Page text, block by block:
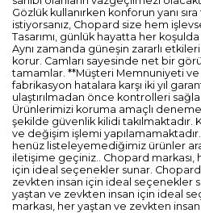
Gözlük kullanırken konforun yanı
istiyorsanız, Chopard size hem
Tasarımı, günlük hayatta her
Aynı zamanda güneşin zararlı
korur. Camları sayesinde net bir
tamamlar. **Müşteri Memnuniyeti
fabrikasyon hatalara karşı iki yıl
ulaştırılmadan önce kontrolleri
Ürünlerimizi koruma amaçlı
şekilde güvenlik kilidi takılmaktadır.
ve değişim işlemi
henüz listeleyemediğimiz ürünler
iletişime geçiniz.. Chopard markası,
için ideal seçenekler sunar. Chopard
zevkten insan için ideal seçenekler
yaştan ve zevkten insan için ideal
markası, her yaştan ve zevkten